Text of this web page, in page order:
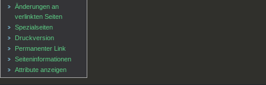
Änderungen an
verlinkten Seiten
Spezialseiten
Druckversion
Permanenter Link
Seiten­informationen
Attribute anzeigen